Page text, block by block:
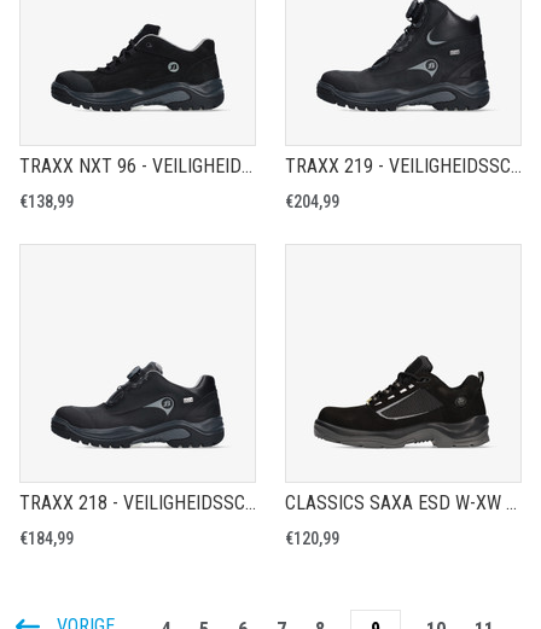
TRAXX NXT 96 - VEILIGHEIDSSCHOEN S3S
€138,99
TRAXX 219 - VEILIGHEIDSSCHOEN S7S
€204,99
TRAXX 218 - VEILIGHEIDSSCHOEN S7S
€184,99
CLASSICS SAXA ESD W-XW - VEILIGHEIDSSCHOEN S2
€120,99